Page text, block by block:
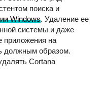
поиска и
Windows. Удаление ее
системы и даже
приложения на
должным образом.
Cortana